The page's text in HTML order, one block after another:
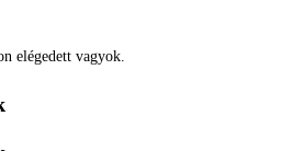
elégedett vagyok.